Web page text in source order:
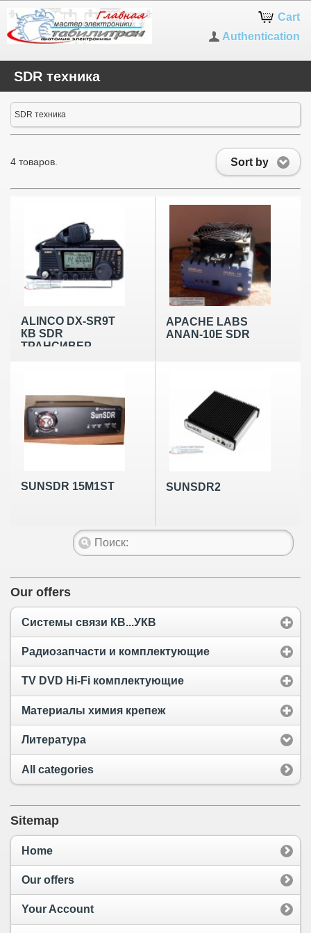
Cart
Authentication
SDR техника
SDR техника
Sort by
4 товаров.
ALINCO DX-SR9T
КВ SDR
ТРАНСИВЕР
APACHE LABS
ANAN-10E SDR
SUNSDR 15M1ST SUNSDR2
Our offers
Системы связи КВ...УКВ
Радиозапчасти и комплектующие
TV DVD Hi-Fi комплектующие
Материалы химия крепеж
Литература
All categories
Sitemap
Home
Our offers
Your Account